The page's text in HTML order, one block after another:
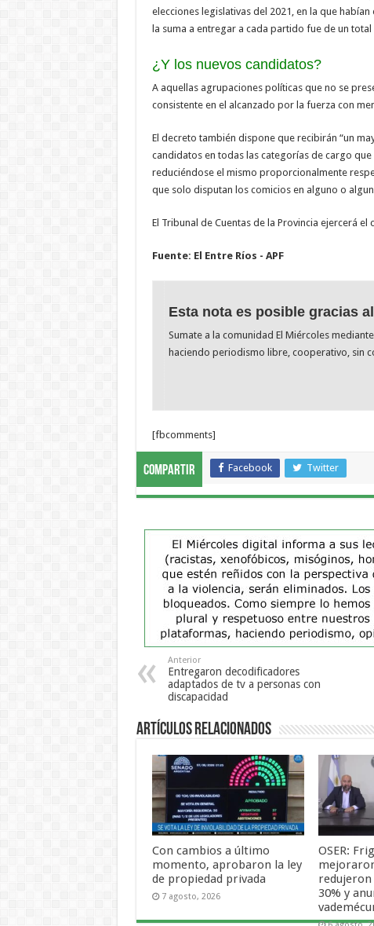
elecciones legislativas del 2021, en la que
la suma a entregar a cada partido fue de un
¿Y los nuevos candidatos?
A aquellas agrupaciones políticas que no se
consistente en el alcanzado por la fuerza con
El decreto también dispone que recibirán “un
candidatos en todas las categorías de cargo
reduciéndose el mismo proporcionalmente
que solo disputan los comicios en alguno o
El Tribunal de Cuentas de la Provincia ejercerá
Fuente: El Entre Ríos - APF
Esta nota es posible gracias
Sumate a la comunidad El Miércoles
haciendo periodismo libre, cooperativo, sin
[fbcomments]
Compartir Facebook Twitter
Anterior
Entregaron decodificadores
adaptados de tv a personas con
discapacidad
Artículos Relacionados
Con cambios a último
momento, aprobaron la ley
de propiedad privada
7 agosto, 2026
OSER:
redujeron
30% y